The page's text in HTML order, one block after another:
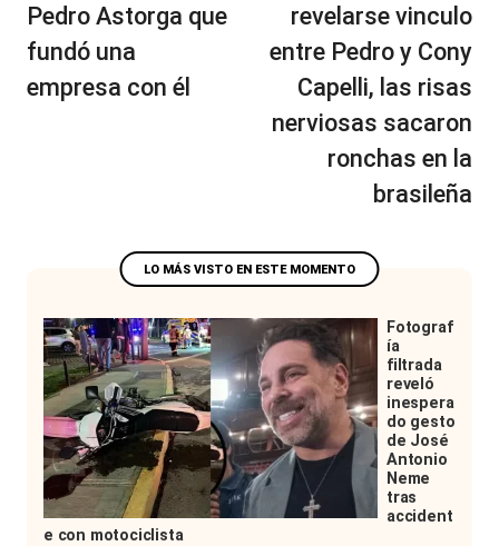
Pedro Astorga que
fundó una
empresa con él
revelarse vinculo
entre Pedro y Cony
Capelli, las risas
nerviosas sacaron
ronchas en la
brasileña
Fotograf
ía
filtrada
reveló
inespera
do gesto
de José
Antonio
Neme
tras
accident
e con motociclista